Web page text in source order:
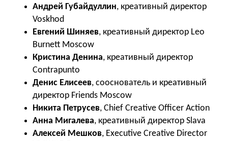
Андрей Губайдуллин, креативный директор
Voskhod
Евгений Шиняев, креативный директор Leo
Burnett Moscow
Кристина Денина, креативный директор
Contrapunto
Денис Елисеев, сооснователь и креативный
директор Friends Moscow
Никита Петрусев, Chief Creative Officer Action
Анна Мигалева, креативный директор Slava
Алексей Мешков, Executive Creative Director